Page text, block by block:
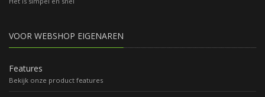
VOOR WEBSHOP EIGENAREN
Features
Bekijk onze product features